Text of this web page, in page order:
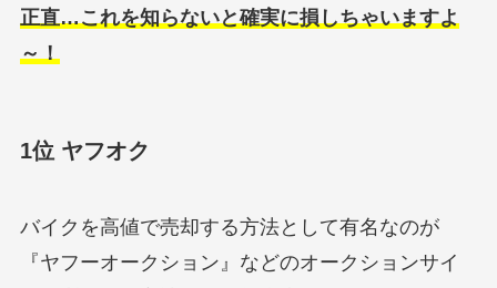
正直…これを知らないと確実に損しちゃいますよ
～！
1位 ヤフオク
バイクを高値で売却する方法として有名なのが
『ヤフーオークション』などのオークションサイ